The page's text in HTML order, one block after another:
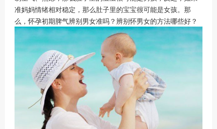
准妈妈情绪相对稳定，那么肚子里的宝宝很可能是女孩。那
么，怀孕初期脾气辨别男女准吗？辨别怀男女的方法哪些好？